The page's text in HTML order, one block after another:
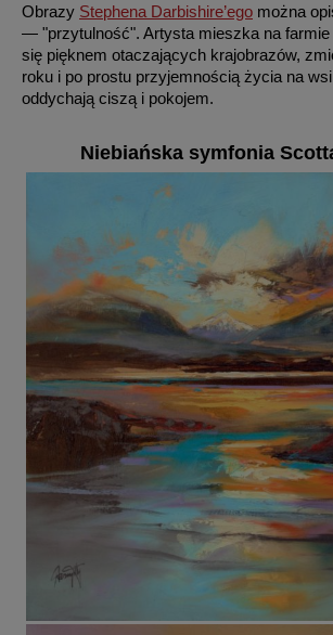
Obrazy Stephena Darbishire’ego można
— "przytulność". Artysta mieszka na
się pięknem otaczających krajobrazów,
roku i po prostu przyjemnością życia na
oddychają ciszą i pokojem.
Niebiańska symfonia